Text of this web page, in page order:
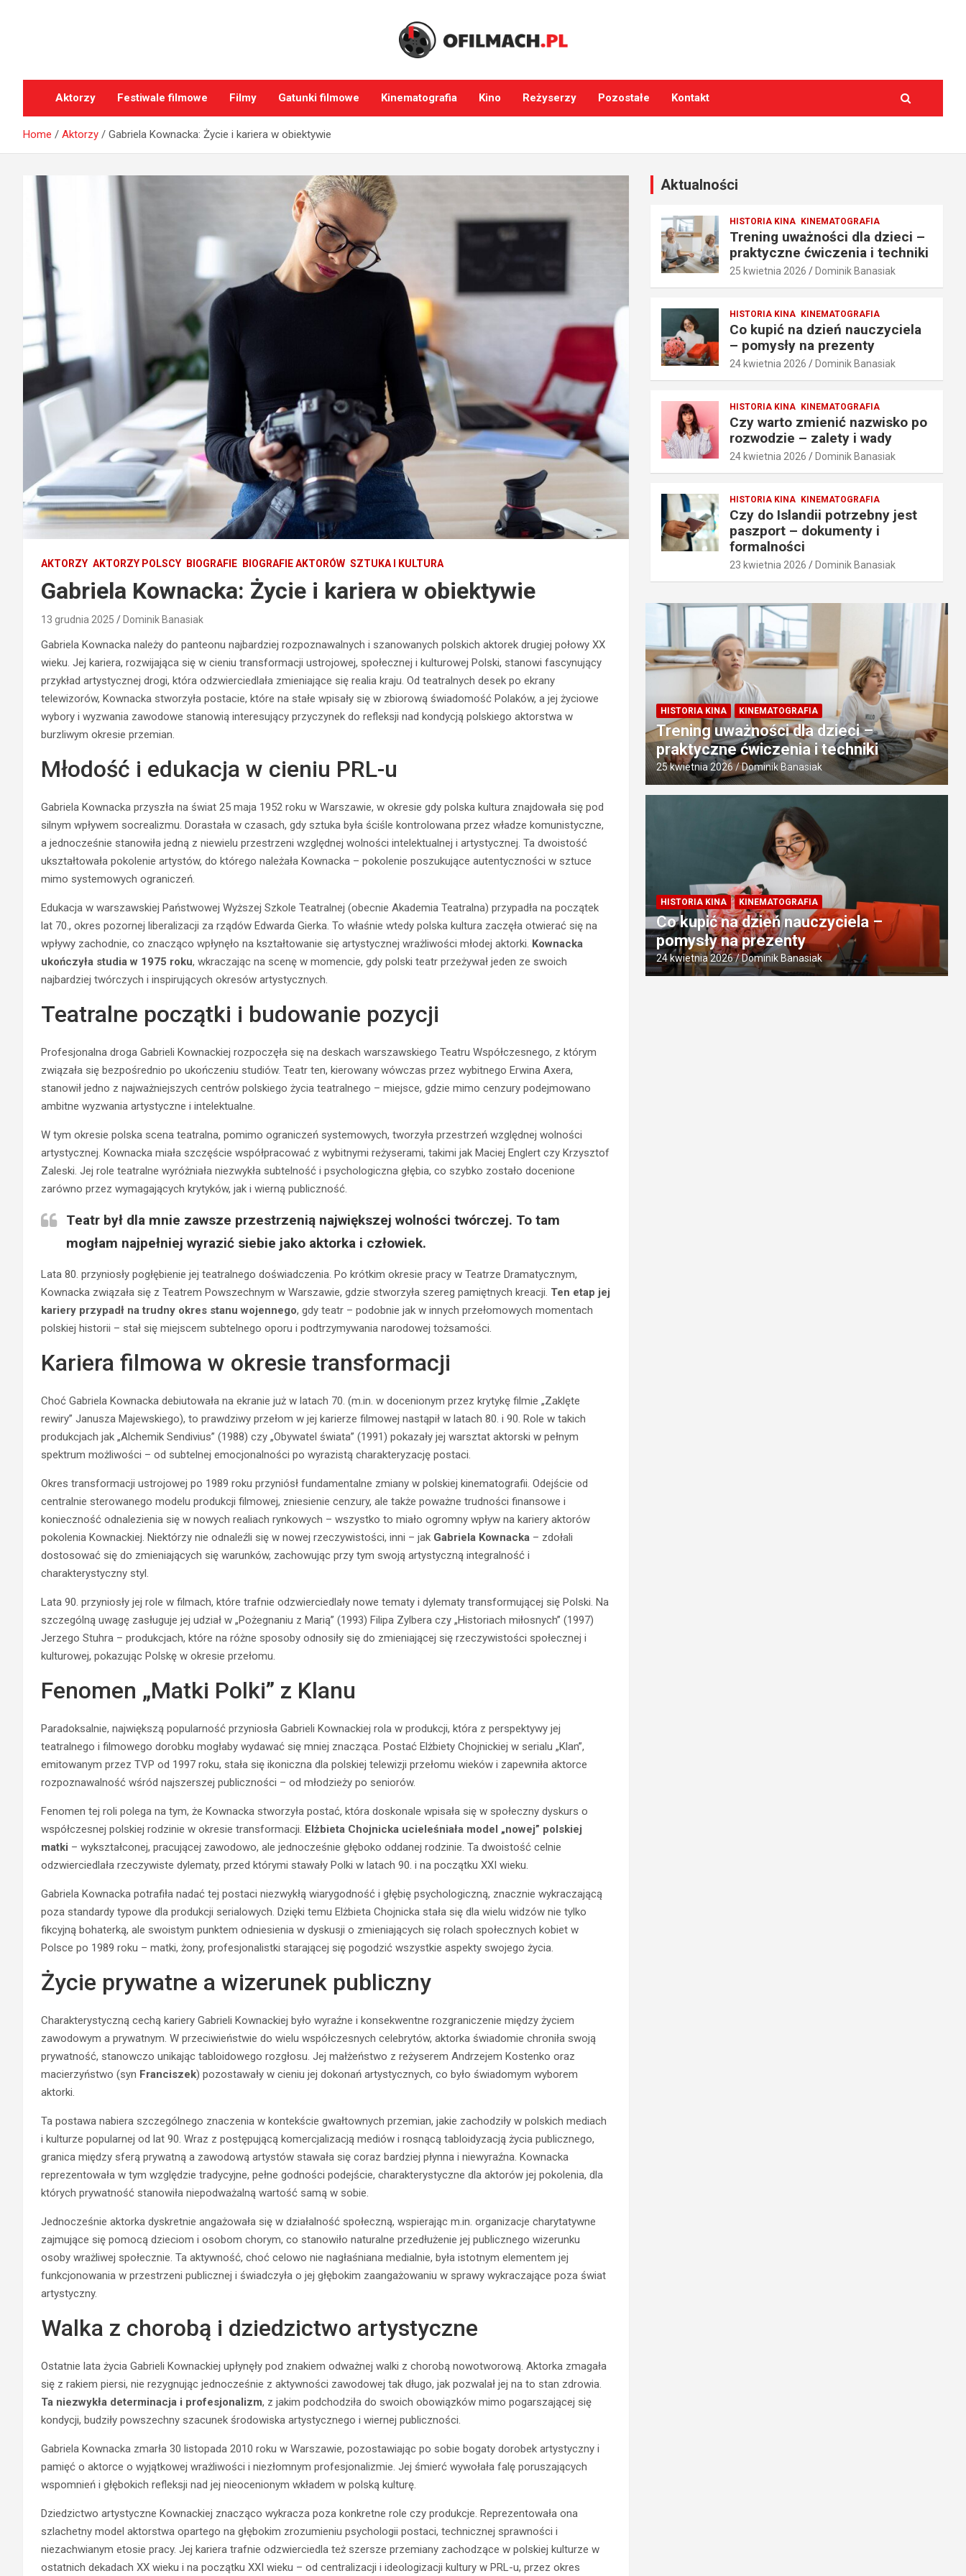
oFilmach.pl
Aktorzy Festiwale filmowe Filmy Gatunki filmowe Kinematografia Kino Reżyserzy Pozostałe Kontakt
Home Aktorzy Gabriela Kownacka: Życie i kariera w obiektywie
AKTORZY AKTORZY POLSCY BIOGRAFIE BIOGRAFIE AKTORÓW SZTUKA I KULTURA
Gabriela Kownacka: Życie i kariera w obiektywie
13 grudnia 2025 Dominik Banasiak
Gabriela Kownacka należy do panteonu najbardziej rozpoznawalnych i szanowanych polskich aktorek drugiej połowy XX
wieku. Jej kariera, rozwijająca się w cieniu transformacji ustrojowej, społecznej i kulturowej Polski, stanowi fascynujący
przykład artystycznej drogi, która odzwierciedlała zmieniające się realia kraju. Od teatralnych desek po ekrany
telewizorów, Kownacka stworzyła postacie, które na stałe wpisały się w zbiorową świadomość Polaków, a jej życiowe
wybory i wyzwania zawodowe stanowią interesujący przyczynek do refleksji nad kondycją polskiego aktorstwa w
burzliwym okresie przemian.
Młodość i edukacja w cieniu PRL-u
Gabriela Kownacka przyszła na świat 25 maja 1952 roku w Warszawie, w okresie gdy polska kultura znajdowała się pod
silnym wpływem socrealizmu. Dorastała w czasach, gdy sztuka była ściśle kontrolowana przez władze komunistyczne,
a jednocześnie stanowiła jedną z niewielu przestrzeni względnej wolności intelektualnej i artystycznej. Ta dwoistość
ukształtowała pokolenie artystów, do którego należała Kownacka – pokolenie poszukujące autentyczności w sztuce
mimo systemowych ograniczeń.
Edukacja w warszawskiej Państwowej Wyższej Szkole Teatralnej (obecnie Akademia Teatralna) przypadła na początek
lat 70., okres pozornej liberalizacji za rządów Edwarda Gierka. To właśnie wtedy polska kultura zaczęła otwierać się na
wpływy zachodnie, co znacząco wpłynęło na kształtowanie się artystycznej wrażliwości młodej aktorki. Kownacka
ukończyła studia w 1975 roku, wkraczając na scenę w momencie, gdy polski teatr przeżywał jeden ze swoich
najbardziej twórczych i inspirujących okresów artystycznych.
Teatralne początki i budowanie pozycji
Profesjonalna droga Gabrieli Kownackiej rozpoczęła się na deskach warszawskiego Teatru Współczesnego, z którym
związała się bezpośrednio po ukończeniu studiów. Teatr ten, kierowany wówczas przez wybitnego Erwina Axera,
stanowił jedno z najważniejszych centrów polskiego życia teatralnego – miejsce, gdzie mimo cenzury podejmowano
ambitne wyzwania artystyczne i intelektualne.
W tym okresie polska scena teatralna, pomimo ograniczeń systemowych, tworzyła przestrzeń względnej wolności
artystycznej. Kownacka miała szczęście współpracować z wybitnymi reżyserami, takimi jak Maciej Englert czy Krzysztof
Zaleski. Jej role teatralne wyróżniała niezwykła subtelność i psychologiczna głębia, co szybko zostało docenione
zarówno przez wymagających krytyków, jak i wierną publiczność.
Teatr był dla mnie zawsze przestrzenią największej wolności twórczej. To tam
mogłam najpełniej wyrazić siebie jako aktorka i człowiek.
Lata 80. przyniosły pogłębienie jej teatralnego doświadczenia. Po krótkim okresie pracy w Teatrze Dramatycznym,
Kownacka związała się z Teatrem Powszechnym w Warszawie, gdzie stworzyła szereg pamiętnych kreacji. Ten etap jej
kariery przypadł na trudny okres stanu wojennego, gdy teatr – podobnie jak w innych przełomowych momentach
polskiej historii – stał się miejscem subtelnego oporu i podtrzymywania narodowej tożsamości.
Kariera filmowa w okresie transformacji
Choć Gabriela Kownacka debiutowała na ekranie już w latach 70. (m.in. w docenionym przez krytykę filmie „Zaklęte
rewiry” Janusza Majewskiego), to prawdziwy przełom w jej karierze filmowej nastąpił w latach 80. i 90. Role w takich
produkcjach jak „Alchemik Sendivius” (1988) czy „Obywatel świata” (1991) pokazały jej warsztat aktorski w pełnym
spektrum możliwości – od subtelnej emocjonalności po wyrazistą charakteryzację postaci.
Okres transformacji ustrojowej po 1989 roku przyniósł fundamentalne zmiany w polskiej kinematografii. Odejście od
centralnie sterowanego modelu produkcji filmowej, zniesienie cenzury, ale także poważne trudności finansowe i
konieczność odnalezienia się w nowych realiach rynkowych – wszystko to miało ogromny wpływ na kariery aktorów
pokolenia Kownackiej. Niektórzy nie odnaleźli się w nowej rzeczywistości, inni – jak Gabriela Kownacka – zdołali
dostosować się do zmieniających się warunków, zachowując przy tym swoją artystyczną integralność i
charakterystyczny styl.
Lata 90. przyniosły jej role w filmach, które trafnie odzwierciedlały nowe tematy i dylematy transformującej się Polski. Na
szczególną uwagę zasługuje jej udział w „Pożegnaniu z Marią” (1993) Filipa Zylbera czy „Historiach miłosnych” (1997)
Jerzego Stuhra – produkcjach, które na różne sposoby odnosiły się do zmieniającej się rzeczywistości społecznej i
kulturowej, pokazując Polskę w okresie przełomu.
Fenomen „Matki Polki” z Klanu
Paradoksalnie, największą popularność przyniosła Gabrieli Kownackiej rola w produkcji, która z perspektywy jej
teatralnego i filmowego dorobku mogłaby wydawać się mniej znacząca. Postać Elżbiety Chojnickiej w serialu „Klan”,
emitowanym przez TVP od 1997 roku, stała się ikoniczna dla polskiej telewizji przełomu wieków i zapewniła aktorce
rozpoznawalność wśród najszerszej publiczności – od młodzieży po seniorów.
Fenomen tej roli polega na tym, że Kownacka stworzyła postać, która doskonale wpisała się w społeczny dyskurs o
współczesnej polskiej rodzinie w okresie transformacji. Elżbieta Chojnicka ucieleśniała model „nowej” polskiej
matki – wykształconej, pracującej zawodowo, ale jednocześnie głęboko oddanej rodzinie. Ta dwoistość celnie
odzwierciedlała rzeczywiste dylematy, przed którymi stawały Polki w latach 90. i na początku XXI wieku.
Gabriela Kownacka potrafiła nadać tej postaci niezwykłą wiarygodność i głębię psychologiczną, znacznie wykraczającą
poza standardy typowe dla produkcji serialowych. Dzięki temu Elżbieta Chojnicka stała się dla wielu widzów nie tylko
fikcyjną bohaterką, ale swoistym punktem odniesienia w dyskusji o zmieniających się rolach społecznych kobiet w
Polsce po 1989 roku – matki, żony, profesjonalistki starającej się pogodzić wszystkie aspekty swojego życia.
Życie prywatne a wizerunek publiczny
Charakterystyczną cechą kariery Gabrieli Kownackiej było wyraźne i konsekwentne rozgraniczenie między życiem
zawodowym a prywatnym. W przeciwieństwie do wielu współczesnych celebrytów, aktorka świadomie chroniła swoją
prywatność, stanowczo unikając tabloidowego rozgłosu. Jej małżeństwo z reżyserem Andrzejem Kostenko oraz
macierzyństwo (syn Franciszek) pozostawały w cieniu jej dokonań artystycznych, co było świadomym wyborem
aktorki.
Ta postawa nabiera szczególnego znaczenia w kontekście gwałtownych przemian, jakie zachodziły w polskich mediach
i kulturze popularnej od lat 90. Wraz z postępującą komercjalizacją mediów i rosnącą tabloidyzacją życia publicznego,
granica między sferą prywatną a zawodową artystów stawała się coraz bardziej płynna i niewyraźna. Kownacka
reprezentowała w tym względzie tradycyjne, pełne godności podejście, charakterystyczne dla aktorów jej pokolenia, dla
których prywatność stanowiła niepodważalną wartość samą w sobie.
Jednocześnie aktorka dyskretnie angażowała się w działalność społeczną, wspierając m.in. organizacje charytatywne
zajmujące się pomocą dzieciom i osobom chorym, co stanowiło naturalne przedłużenie jej publicznego wizerunku
osoby wrażliwej społecznie. Ta aktywność, choć celowo nie nagłaśniana medialnie, była istotnym elementem jej
funkcjonowania w przestrzeni publicznej i świadczyła o jej głębokim zaangażowaniu w sprawy wykraczające poza świat
artystyczny.
Walka z chorobą i dziedzictwo artystyczne
Ostatnie lata życia Gabrieli Kownackiej upłynęły pod znakiem odważnej walki z chorobą nowotworową. Aktorka zmagała
się z rakiem piersi, nie rezygnując jednocześnie z aktywności zawodowej tak długo, jak pozwalał jej na to stan zdrowia.
Ta niezwykła determinacja i profesjonalizm, z jakim podchodziła do swoich obowiązków mimo pogarszającej się
kondycji, budziły powszechny szacunek środowiska artystycznego i wiernej publiczności.
Gabriela Kownacka zmarła 30 listopada 2010 roku w Warszawie, pozostawiając po sobie bogaty dorobek artystyczny i
pamięć o aktorce o wyjątkowej wrażliwości i niezłomnym profesjonalizmie. Jej śmierć wywołała falę poruszających
wspomnień i głębokich refleksji nad jej nieocenionym wkładem w polską kulturę.
Dziedzictwo artystyczne Kownackiej znacząco wykracza poza konkretne role czy produkcje. Reprezentowała ona
szlachetny model aktorstwa opartego na głębokim zrozumieniu psychologii postaci, technicznej sprawności i
niezachwianym etosie pracy. Jej kariera trafnie odzwierciedla też szersze przemiany zachodzące w polskiej kulturze w
ostatnich dekadach XX wieku i na początku XXI wieku – od centralizacji i ideologizacji kultury w PRL-u, przez okres
Aktualności
HISTORIA KINA KINEMATOGRAFIA
Trening uważności dla dzieci –
praktyczne ćwiczenia i techniki
25 kwietnia 2026 Dominik Banasiak
HISTORIA KINA KINEMATOGRAFIA
Co kupić na dzień nauczyciela
– pomysły na prezenty
24 kwietnia 2026 Dominik Banasiak
HISTORIA KINA KINEMATOGRAFIA
Czy warto zmienić nazwisko po
rozwodzie – zalety i wady
24 kwietnia 2026 Dominik Banasiak
HISTORIA KINA KINEMATOGRAFIA
Czy do Islandii potrzebny jest
paszport – dokumenty i
formalności
23 kwietnia 2026 Dominik Banasiak
HISTORIA KINA KINEMATOGRAFIA
Trening uważności dla dzieci –
praktyczne ćwiczenia i techniki
25 kwietnia 2026 Dominik Banasiak
HISTORIA KINA KINEMATOGRAFIA
Co kupić na dzień nauczyciela –
pomysły na prezenty
24 kwietnia 2026 Dominik Banasiak